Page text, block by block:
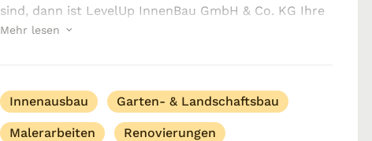
sind, dann ist LevelUp InnenBau GmbH & Co. KG Ihre
gute Wahl für hochwertige und maßgeschneiderte
Mehr lesen
Innenausbau Garten- & Landschaftsbau
Malerarbeiten Renovierungen